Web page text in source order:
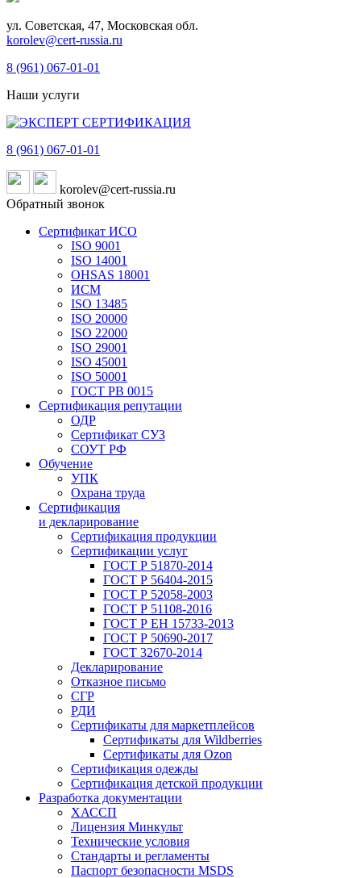
ул. Советская, 47, Московская обл.
korolev@cert-russia.ru
8 (961) 067-01-01
Наши услуги
8 (961) 067-01-01
korolev@cert-russia.ru
Обратный звонок
Сертификат ИСО
ISO 9001
ISO 14001
OHSAS 18001
ИСМ
ISO 13485
ISO 20000
ISO 22000
ISO 29001
ISO 45001
ISO 50001
ГОСТ РВ 0015
Сертификация репутации
ОДР
Сертификат СУЗ
СОУТ РФ
Обучение
УПК
Охрана труда
Сертификация
и декларирование
Сертификация продукции
Сертификации услуг
ГОСТ Р 51870-2014
ГОСТ Р 56404-2015
ГОСТ Р 52058-2003
ГОСТ Р 51108-2016
ГОСТ Р ЕН 15733-2013
ГОСТ Р 50690-2017
ГОСТ 32670-2014
Декларирование
Отказное письмо
СГР
РДИ
Сертификаты для маркетплейсов
Сертификаты для Wildberries
Сертификаты для Ozon
Сертификация одежды
Сертификация детской продукции
Разработка документации
ХАССП
Лицензия Минкульт
Технические условия
Стандарты и регламенты
Паспорт безопасности MSDS